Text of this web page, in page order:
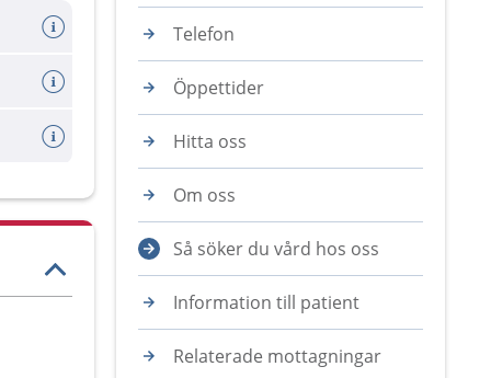
Telefon
Öppettider
Hitta oss
Om oss
Så söker du vård hos oss
Information till patient
Relaterade mottagningar